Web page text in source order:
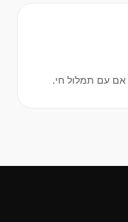
אם עם תמלול חי.